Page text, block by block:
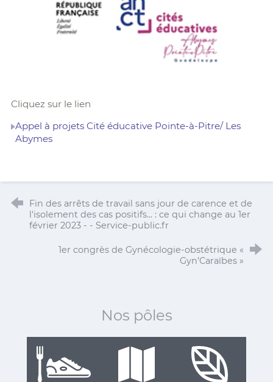
Cliquez sur le lien
Appel à projets Cité éducative Pointe-à-Pitre/ Les
Abymes
Fin des arrêts de travail sans jour de carence et de
l'isolement des cas positifs... : ce qui change au 1er
février 2023 - - Service-public.fr
1er congrès de Gynécologie-obstétrique «
Gyn’Caraïbes »
Nos pôles